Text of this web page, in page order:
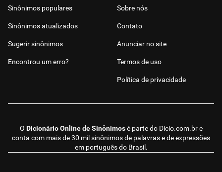
O Dicionário Online de Sinônimosé parte do Dicio.com.bre
conta com mais de 30 mil sinônimos de palavras e de expressões
em português do Brasil.
Sinônimos populares
Sinônimos atualizados
Sugerir sinônimos
Encontrou um erro?
Sobre nós
Contato
Anunciar no site
Termos de uso
Política de privacidade